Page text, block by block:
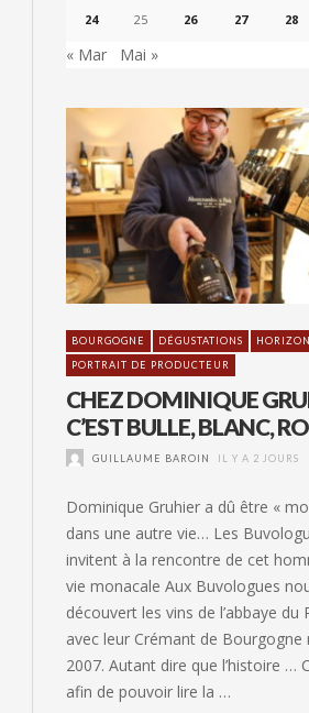
24 25 26 27 28
« Mar Mai »
BOURGOGNE DÉGUSTATIONS
PORTRAIT DE PRODUCTEUR
CHEZ DOMINIQUE
C’EST BULLE, BLANC,
GUILLAUME BAROIN IL Y A 2 JOURS
Dominique Gruhier a dû être «
dans une autre vie… Les
invitent à la rencontre de cet
vie monacale Aux Buvologues
découvert les vins de l’abbaye du
avec leur Crémant de Bourgogne
2007. Autant dire que l’histoire …
afin de pouvoir lire la …